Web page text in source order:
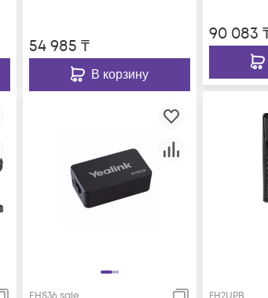
54 985 ₸
В корзину
90 083